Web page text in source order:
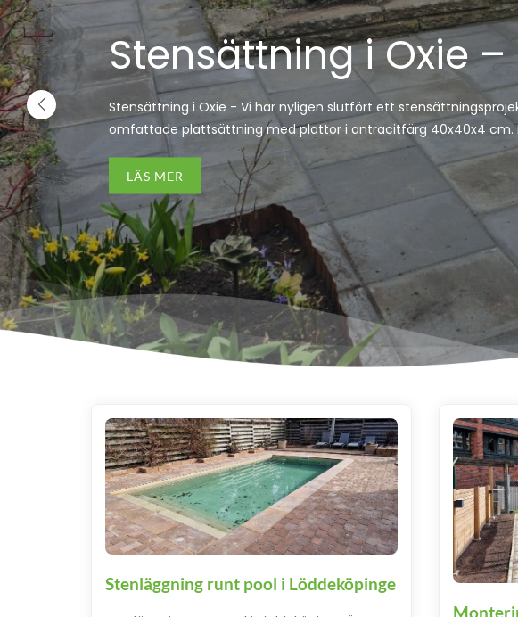
Stensättning i Oxie
Stensättning i Oxie - Vi har nyligen slutfört ett
omfattade plattsättning med plattor i antracitfärg 40x40x4 cm.
LÄS MER
Stenläggning runt pool i Löddeköpinge